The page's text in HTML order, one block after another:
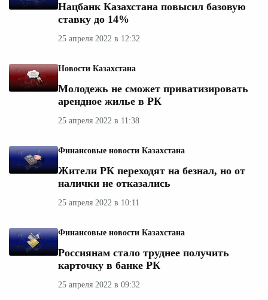
Нацбанк Казахстана повысил базовую
ставку до 14%
25 апреля 2022 в 12:32
Новости Казахстана
Молодежь не сможет приватизировать
арендное жилье в РК
25 апреля 2022 в 11:38
Финансовые новости Казахстана
Жители РК переходят на безнал, но от
налички не отказались
25 апреля 2022 в 10:11
Финансовые новости Казахстана
Россиянам стало труднее получить
карточку в банке РК
25 апреля 2022 в 09:32